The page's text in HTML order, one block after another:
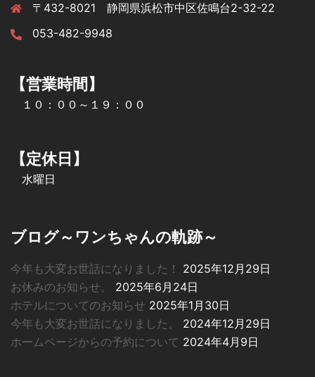
〒432-8021 静岡県浜松市中区佐鳴台2-32-22
053-482-9948
【営業時間】
１０：００～１９：００
【定休日】
水曜日
ブログ～ワンちゃんの軌跡～
今年も大変お世話になりました！
2025年12月29日
お休みのお知らせ。
2025年6月24日
ホテルについてのお知らせ 2025年1月30日
今年も大変お世話になりました。
2024年12月29日
ホームページからの予約について 2024年4月9日